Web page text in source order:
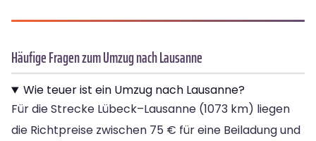
Häufige Fragen zum Umzug nach Lausanne
Wie teuer ist ein Umzug nach Lausanne?
Für die Strecke Lübeck–Lausanne (1073 km) liegen
die Richtpreise zwischen 75 € für eine Beiladung und